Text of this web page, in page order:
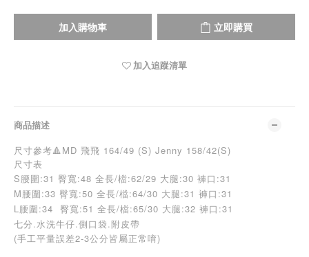
加入購物車 立即購買
加入追蹤清單
商品描述
尺寸參考🔺MD 飛飛 164/49 (S) Jenny 158/42(S)
尺寸表
S腰圍:31 臀寬:48 全長/檔:62/29 大腿:30 褲口:31
M腰圍:33 臀寬:50 全長/檔:64/30 大腿:31 褲口:31
L 腰圍:34 臀寬:51 全長/檔:65/30 大腿:32 褲口:31
七分.水洗牛仔.側口袋.附皮帶
(手工平量誤差2-3公分皆屬正常唷)